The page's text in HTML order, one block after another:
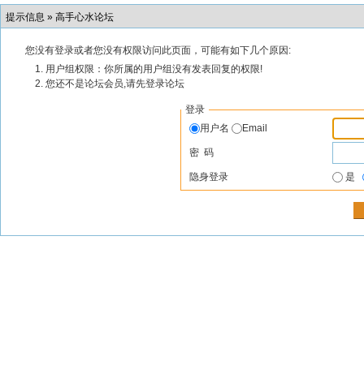
提示信息 » 高手心水论坛
您没有登录或者您没有权限访问此页面，可能有如下几个原因:
用户组权限：你所属的用户组没有发表回复的权限!
您还不是论坛会员,请先登录论坛
登录
用户名
Email
密 码
隐身登录 是